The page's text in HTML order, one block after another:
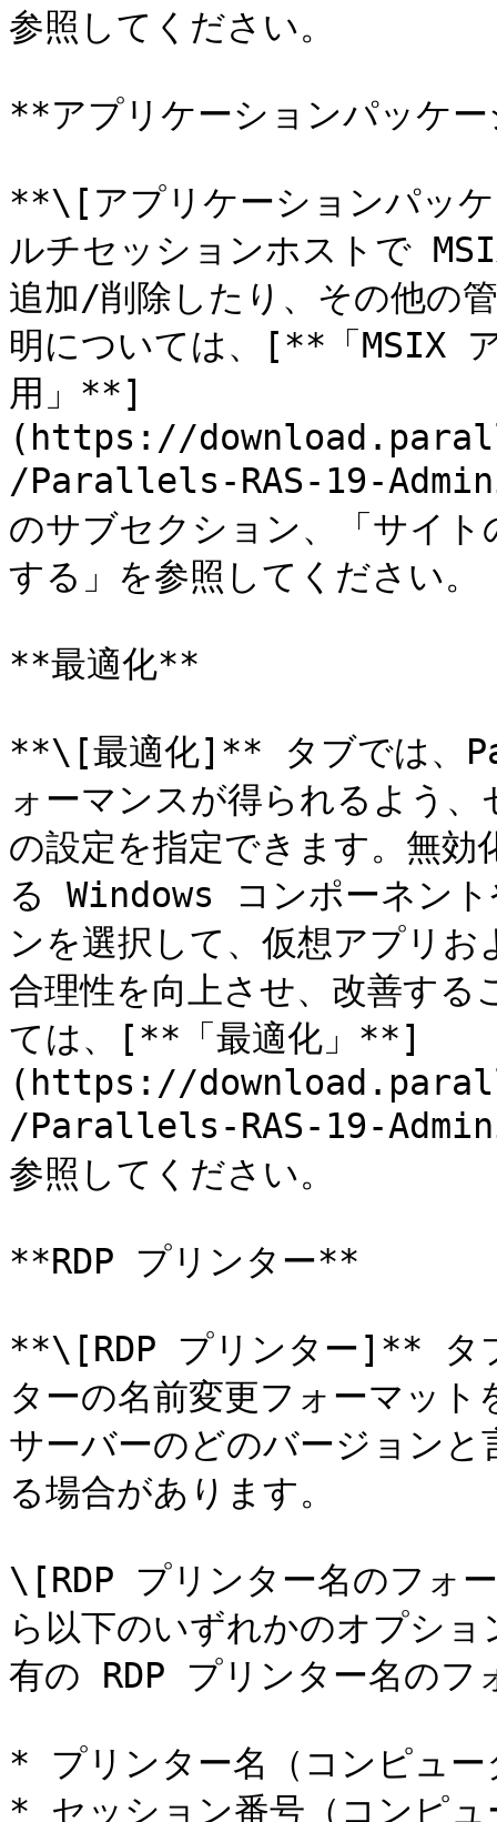
参照してください。
**アプリケーションパッケ
**\[アプリケーションパッ
ルチセッションホストで
追加/削除したり、その他の
明については、[**「MSIX
用」**]
(https://
/Parallels-RAS-19-
のサブセクション、「サイ
する」を参照してください。
**最適化**
**\[最適化]** タブでは、
ォーマンスが得られるよう
の設定を指定できます。無効
る Windows コンポーネン
ンを選択して、仮想アプリ
合理性を向上させ、改善する
ては、[**「最適化」**]
(https://
/Parallels-RAS-19-
参照してください。
**RDP プリンター**
**\[RDP プリンター]** タ
ターの名前変更フォーマッ
サーバーのどのバージョン
る場合があります。
\[RDP プリンター名のフォ
ら以下のいずれかのオプシ
有の RDP プリンター名のフ
* プリンター名（コンピュー
* セッション番号（コンピュ